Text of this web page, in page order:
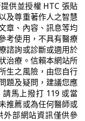
供並授權 HTC 張貼
及尊重著作人之智慧
章、內容、訊息等均
考使用，不具有醫療
諮詢或診斷或適用於
治療。信賴本網站所
生之風險，由您自行
題及疑問，建議您應
馬上撥打 119 或當
推薦或為任何醫師或
外部網站資訊僅供參